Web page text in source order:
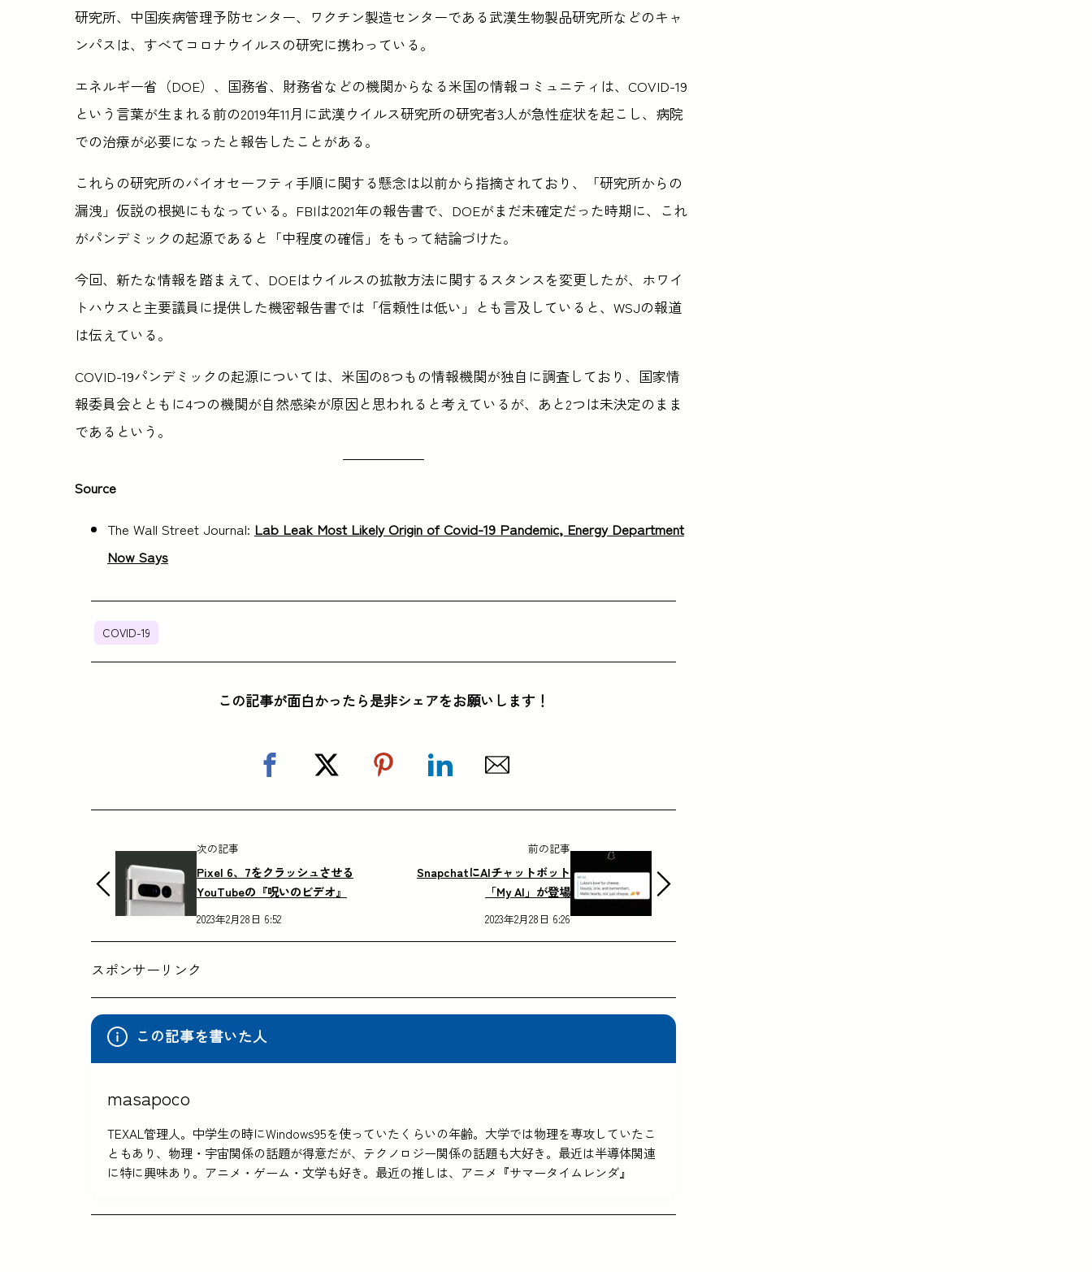
研究所、中国疾病管理予防センター、ワクチン製造センターである武漢生物製品研究所などのキャ
ンパスは、すべてコロナウイルスの研究に携わっている。
エネルギー省（DOE）、国務省、財務省などの機関からなる米国の情報コミュニティは、COVID-19
という言葉が生まれる前の2019年11月に武漢ウイルス研究所の研究者3人が急性症状を起こし、病院
での治療が必要になったと報告したことがある。
これらの研究所のバイオセーフティ手順に関する懸念は以前から指摘されており、「研究所からの
漏洩」仮説の根拠にもなっている。FBIは2021年の報告書で、DOEがまだ未確定だった時期に、これ
がパンデミックの起源であると「中程度の確信」をもって結論づけた。
今回、新たな情報を踏まえて、DOEはウイルスの拡散方法に関するスタンスを変更したが、ホワイ
トハウスと主要議員に提供した機密報告書では「信頼性は低い」とも言及していると、WSJの報道
は伝えている。
COVID-19パンデミックの起源については、米国の8つもの情報機関が独自に調査しており、国家情
報委員会とともに4つの機関が自然感染が原因と思われると考えているが、あと2つは未決定のまま
であるという。
Source
The Wall Street Journal: Lab Leak Most Likely Origin of Covid-19 Pandemic, Energy Department
Now Says
COVID-19
この記事が面白かったら是非シェアをお願いします！
次の記事
Pixel 6、7をクラッシュさせる
YouTubeの『呪いのビデオ』
2023年2月28日 6:52
前の記事
SnapchatにAIチャットボット
「My AI」が登場
2023年2月28日 6:26
スポンサーリンク
この記事を書いた人
masapoco
TEXAL管理人。中学生の時にWindows95を使っていたくらいの年齢。大学では物理を専攻していたこ
ともあり、物理・宇宙関係の話題が得意だが、テクノロジー関係の話題も大好き。最近は半導体関連
に特に興味あり。アニメ・ゲーム・文学も好き。最近の推しは、アニメ『サマータイムレンダ』